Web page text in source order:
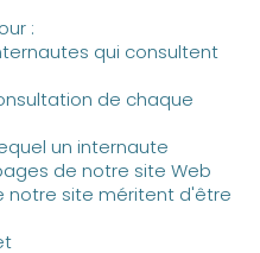
:
qui consultent
de chaque
un internaute
de notre site Web
notre site méritent d'être